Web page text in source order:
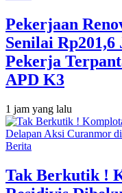
Pekerjaan
Senilai
Pekerja
APD K3
1 jam yang lalu
Berita
Tak Berkutik !